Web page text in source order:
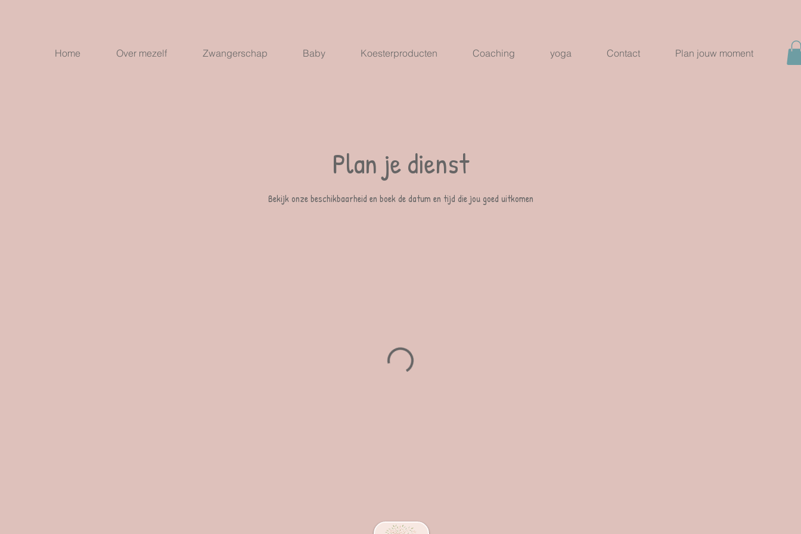
Home Over mezelf Zwangerschap Baby Koesterproducten Coaching yoga Contact Plan jouw moment
Plan je dienst
Bekijk onze beschikbaarheid en boek de datum en tijd die jou goed uitkomen